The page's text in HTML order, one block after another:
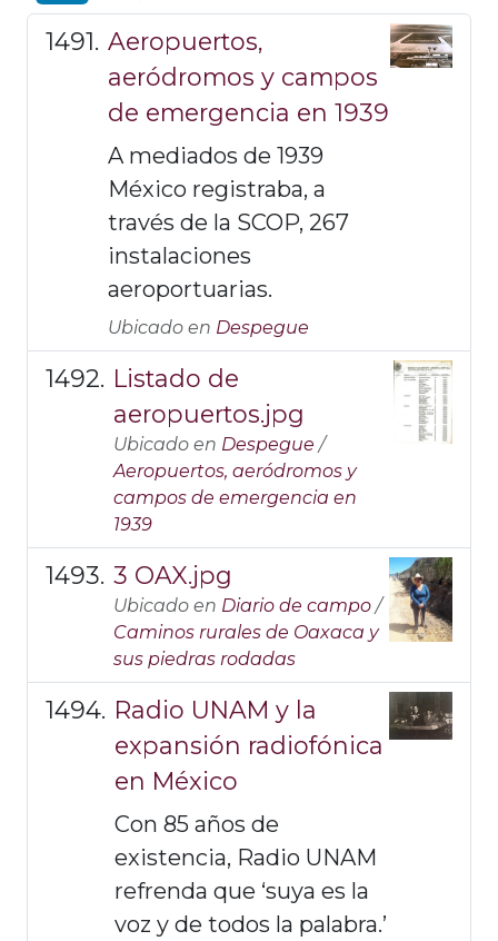
Aeropuertos,
aeródromos y campos
de emergencia en 1939
A mediados de 1939
México registraba, a
través de la SCOP, 267
instalaciones
aeroportuarias.
Ubicado en Despegue
Listado de
aeropuertos.jpg
Ubicado en Despegue /
Aeropuertos, aeródromos y
campos de emergencia en
1939
3 OAX.jpg
Ubicado en Diario de campo /
Caminos rurales de Oaxaca y
sus piedras rodadas
Radio UNAM y la
expansión radiofónica
en México
Con 85 años de
existencia, Radio UNAM
refrenda que ‘suya es la
voz y de todos la palabra.’